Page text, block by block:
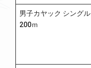
男子カヤック シングル
200ｍ